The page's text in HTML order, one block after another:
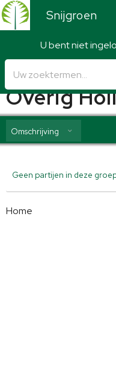
Snijgroen
U bent niet
Snijgroen
Overig
Omschrijving
Geen partijen in deze
Home